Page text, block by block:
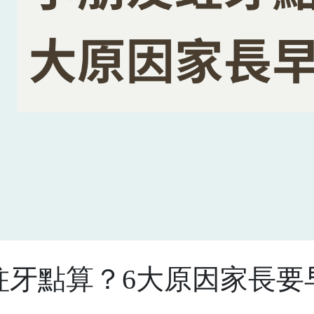
牙點算？6大原因家長要